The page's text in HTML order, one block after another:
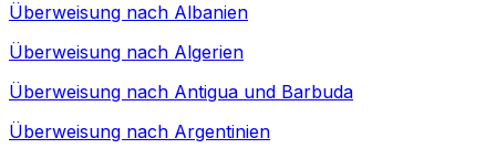
Überweisung nach Albanien
Überweisung nach Algerien
Überweisung nach Antigua und Barbuda
Überweisung nach Argentinien